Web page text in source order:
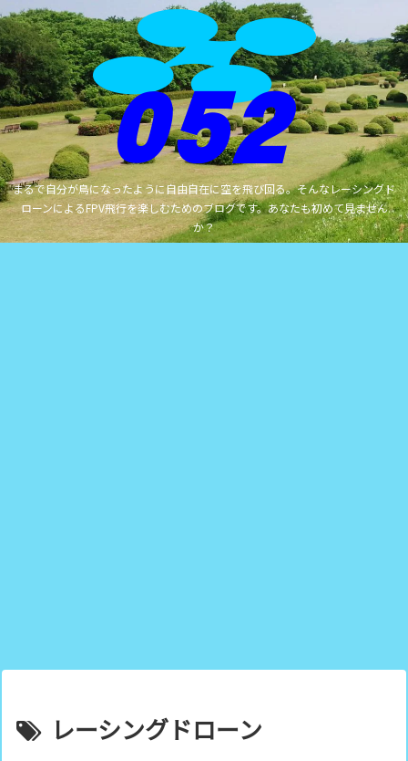
まるで自分が鳥になったように自由自在に空を飛び回る。そんなレーシングド
ローンによるFPV飛行を楽しむためのブログです。あなたも初めて見ません
か？
レーシングドローン